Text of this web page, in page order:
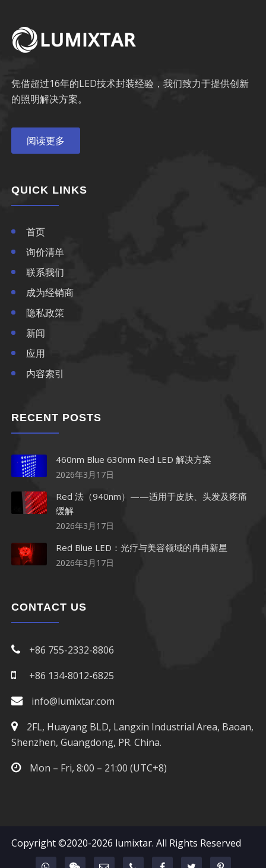
凭借超过16年的LED技术封装经验，我们致力于提供创新
的照明解决方案。
阅读更多
QUICK LINKS
首页
询价清单
联系我们
成为经销商
隐私政策
新闻
应用
内容索引
RECENT POSTS
460nm Blue 630nm Red LED 解决方案
2026年3月17日
Red 法（940nm）——适用于皮肤、头发及疼痛
缓解
2026年3月17日
Red Blue LED：光疗与美容领域的冉冉新星
2026年3月17日
CONTACT US
+86 755-2332-8806
+86 134-8012-6825
info@lumixtar.com
2FL, Huayang BLD, Langxin Industrial Area, Baoan,
Shenzhen, Guangdong, PR. China.
Mon – Fri, 8:00 – 21:00 (UTC+8)
Copyright ©2020-2026 lumixtar. All Rights Reserved